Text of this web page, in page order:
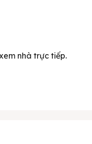
nhà trực tiếp.